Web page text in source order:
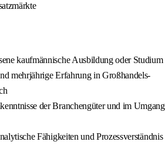
kaufmännische Ausbildung oder Studium
mehrjährige Erfahrung in Großhandels-
der Branchengüter und im Umgang
Fähigkeiten und Prozessverständnis